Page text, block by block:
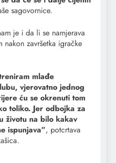
sagovornice.
je i da li se namjerava
nakon završetka igračke
mlađe
vjerovatno jednog
ću se okrenuti tom
toliko. Jer odbojka za
životu na bilo kakav
ispunjava”, potcrtava